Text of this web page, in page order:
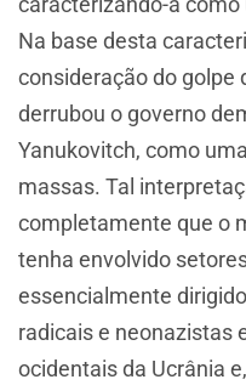
Na base desta
consideração do golpe
derrubou o governo
Yanukovitch, como
massas. Tal
completamente que o
tenha envolvido
essencialmente
radicais e neonazistas
ocidentais da Ucrânia